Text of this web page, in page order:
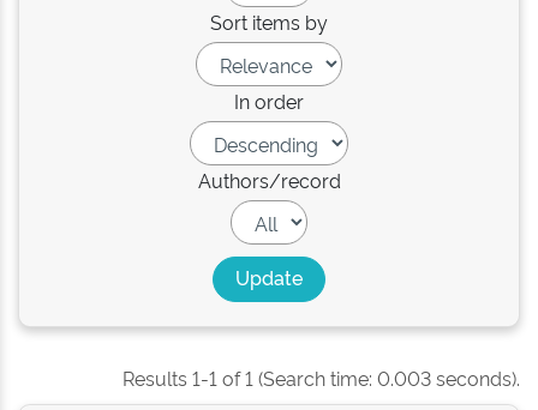
Sort items by
In order
Authors/record
Results 1-1 of 1 (Search time: 0.003 seconds).